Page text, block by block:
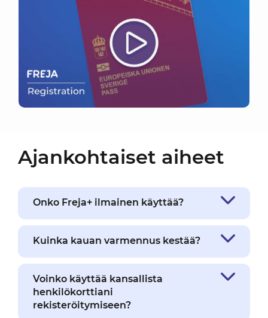
Ajankohtaiset aiheet
Onko Freja+ ilmainen käyttää?
Kuinka kauan varmennus kestää?
Voinko käyttää kansallista
henkilökorttiani
rekisteröitymiseen?